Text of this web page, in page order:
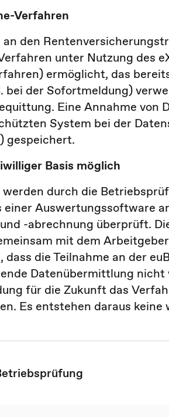
Verfahren
an den
unter Nutzung des
ermöglicht, das
bei der Sofortmeldung)
Eine Annahme von
System bei der
gespeichert.
Basis möglich
durch die
Auswertungssoftware
-abrechnung überprüft.
mit dem
die Teilnahme an der
Datenübermittlung nicht
für die Zukunft das
Es entstehen daraus